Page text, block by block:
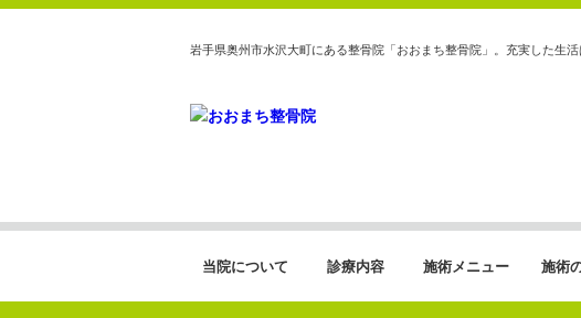
岩手県奥州市水沢大町にある整骨院「おおまち整骨院」。充実した生
当院について 診療内容 施術メニュー 施術